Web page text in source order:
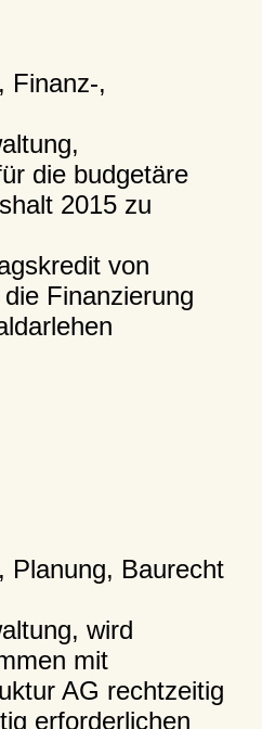
Finanz-,
die budgetäre
2015 zu
von
Finanzierung
Planung, Baurecht
wird
mit
AG rechtzeitig
erforderlichen